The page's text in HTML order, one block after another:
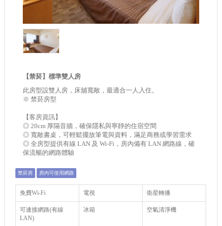
【禁菸】標準雙人房
此房型設雙人房，床舖寬敞，最適合一人入住。
※ 禁菸房型
【客房資訊】
◎ 20cm 厚隔音牆，確保隱私與寧靜的住宿空間
◎ 寬敞書桌，可輕鬆擺放筆電與資料，滿足商務或學習需求
◎ 全房型提供有線 LAN 及 Wi-Fi，房內備有 LAN 網路線，確
保流暢的網路體驗
禁菸房 房內可使用網路
免費Wi-Fi 電視 衛星轉播
可連接網路(有線
LAN)
冰箱 空氣清淨機